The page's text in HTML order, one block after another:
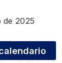
de 2025